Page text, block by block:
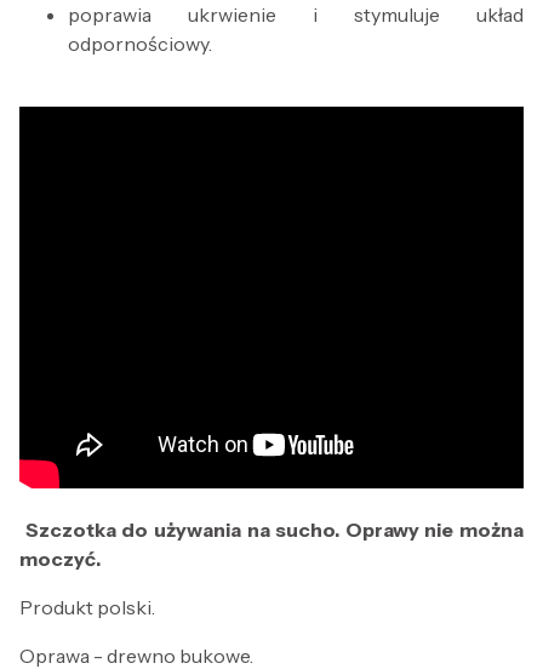
poprawia ukrwienie i stymuluje układ
odpornościowy.
Szczotka do używania na sucho. Oprawy nie można
moczyć.
Produkt polski.
Oprawa - drewno bukowe.